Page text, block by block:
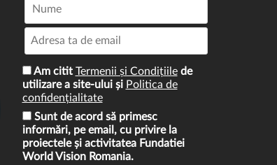
Am citit Termenii și Condițiilede
utilizare a site-ului și Politica de
confidențialitate
Sunt de acord să primesc
informări, pe email, cu privire la
proiectele și activitatea Fundatiei
World Vision Romania.